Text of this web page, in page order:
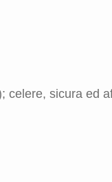
sicura ed